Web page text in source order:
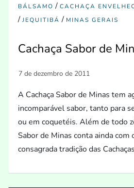
BÁLSAMO /CACHAÇA
/JEQUITIBÁ / MINAS GERAIS
Cachaça Sabor de
A Cachaça Sabor de Minas tem
incomparável sabor, tanto para
ou em coquetéis. Além de todo
Sabor de Minas conta ainda com
consagrada tradição das